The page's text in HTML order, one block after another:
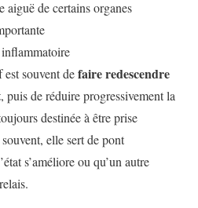
aiguë de certains organes
souvent defaire redescendre
, puis de réduire progressivement la
destinée à être prise
elle sert de pont
s’améliore ou qu’un autre